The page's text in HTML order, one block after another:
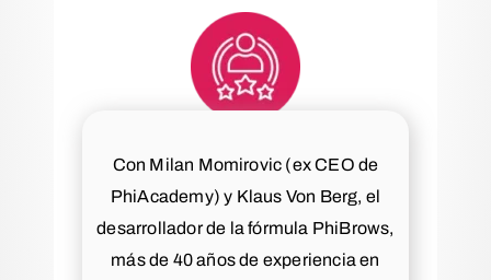
Con Milan Momirovic (ex CEO de
PhiAcademy) y Klaus Von Berg, el
desarrollador de la fórmula PhiBrows,
más de 40 años de experiencia en